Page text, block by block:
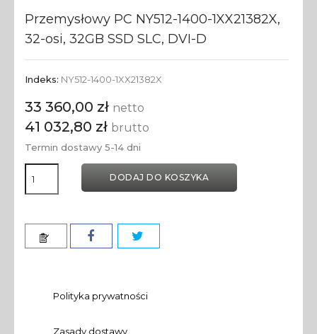
Przemysłowy PC NY512-1400-1XX21382X,
32-osi, 32GB SSD SLC, DVI-D
Indeks: NY512-1400-1XX21382X
33 360,00 zł netto
41 032,80 zł brutto
Termin dostawy 5-14 dni
DODAJ DO KOSZYKA
Polityka prywatności
Zasady dostawy